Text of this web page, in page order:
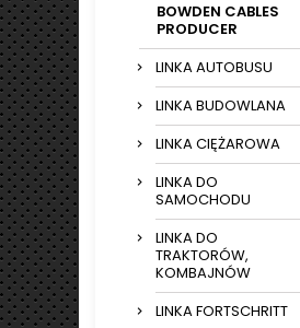
BOWDEN CABLES
PRODUCER
LINKA AUTOBUSU
LINKA BUDOWLANA
LINKA CIĘŻAROWA
LINKA DO
SAMOCHODU
LINKA DO
TRAKTORÓW,
KOMBAJNÓW
LINKA FORTSCHRITT